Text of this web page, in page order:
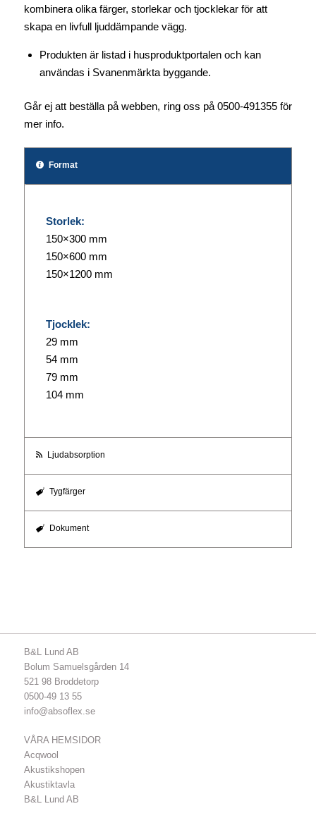
kombinera olika färger, storlekar och tjocklekar för att
skapa en livfull ljuddämpande vägg.
Produkten är listad i husproduktportalen och kan
användas i Svanenmärkta byggande.
Går ej att beställa på webben, ring oss på 0500-491355 för
mer info.
Format
Storlek:
150×300 mm
150×600 mm
150×1200 mm
Tjocklek:
29 mm
54 mm
79 mm
104 mm
Ljudabsorption
Tygfärger
Dokument
B&L Lund AB
Bolum Samuelsgården 14
521 98 Broddetorp
0500-49 13 55
info@absoflex.se
VÅRA HEMSIDOR
Acqwool
Akustikshopen
Akustiktavla
B&L Lund AB